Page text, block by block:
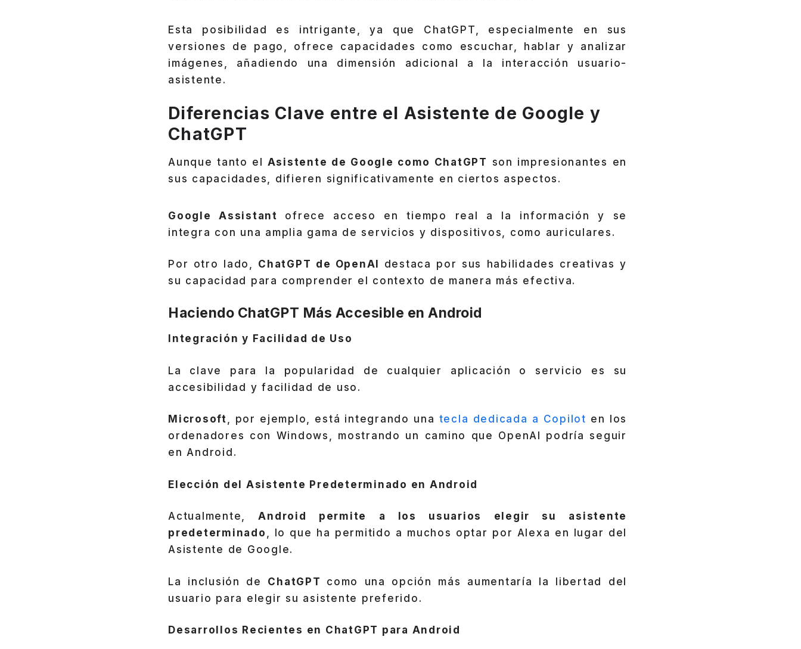
Esta posibilidad es intrigante, ya que ChatGPT, especialmente en sus
versiones de pago, ofrece capacidades como escuchar, hablar y analizar
imágenes, añadiendo una dimensión adicional a la interacción usuario-
asistente.
Diferencias Clave entre el Asistente de Google y
ChatGPT
Aunque tanto el Asistente de Google como ChatGPT son impresionantes en
sus capacidades, difieren significativamente en ciertos aspectos.
Google Assistant ofrece acceso en tiempo real a la información y se
integra con una amplia gama de servicios y dispositivos, como auriculares.
Por otro lado, ChatGPT de OpenAI destaca por sus habilidades creativas y
su capacidad para comprender el contexto de manera más efectiva.
Haciendo ChatGPT Más Accesible en Android
Integración y Facilidad de Uso
La clave para la popularidad de cualquier aplicación o servicio es su
accesibilidad y facilidad de uso.
Microsoft, por ejemplo, está integrando una tecla dedicada a Copilot en los
ordenadores con Windows, mostrando un camino que OpenAI podría seguir
en Android.
Elección del Asistente Predeterminado en Android
Actualmente,Android permite a los usuarios elegir su asistente
predeterminado , lo que ha permitido a muchos optar por Alexa en lugar del
Asistente de Google.
La inclusión de ChatGPT como una opción más aumentaría la libertad del
usuario para elegir su asistente preferido.
Desarrollos Recientes en ChatGPT para Android